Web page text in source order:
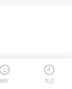
MY 최근